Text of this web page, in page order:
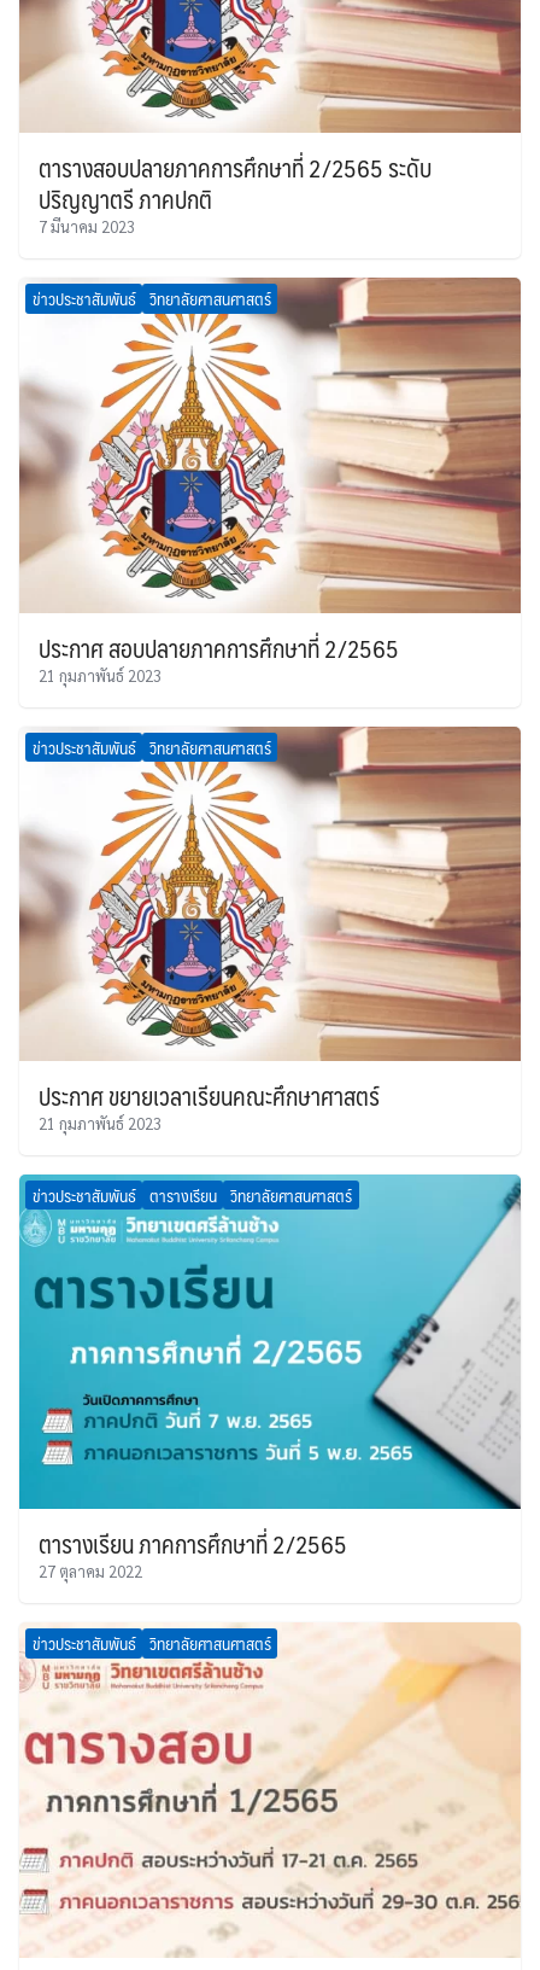
ตารางสอบปลายภาคการศึกษาที่ 2/2565 ระดับ
ปริญญาตรี ภาคปกติ
7 มีนาคม 2023
ข่าวประชาสัมพันธ์ วิทยาลัยศาสนศาสตร์
ประกาศ สอบปลายภาคการศึกษาที่ 2/2565
21 กุมภาพันธ์ 2023
ข่าวประชาสัมพันธ์ วิทยาลัยศาสนศาสตร์
ประกาศ ขยายเวลาเรียนคณะศึกษาศาสตร์
21 กุมภาพันธ์ 2023
ข่าวประชาสัมพันธ์ ตารางเรียน วิทยาลัยศาสนศาสตร์
ตารางเรียน ภาคการศึกษาที่ 2/2565
27 ตุลาคม 2022
ข่าวประชาสัมพันธ์ วิทยาลัยศาสนศาสตร์